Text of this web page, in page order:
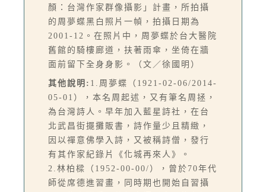
顏：台灣作家群像攝影」計畫，所拍攝
的周夢蝶黑白照片一幀，拍攝日期為
2001-12。在照片中，周夢蝶於台大醫院
舊館的騎樓廊道，扶著雨傘，坐倚在牆
面前留下全身身影。（文／徐國明）
其他說明: 1.周夢蝶（1921-02-06/2014-
05-01），本名周起述，又有筆名周拯，
為台灣詩人。早年加入藍星詩社，在台
北武昌街擺攤販書，詩作量少且精緻，
因以禪意佛學入詩，又被稱詩僧，發行
有其作家紀錄片《化城再來人》。
2.林柏樑（1952-00-00/），曾於70年代
師從席德進習畫，同時期也開始自習攝